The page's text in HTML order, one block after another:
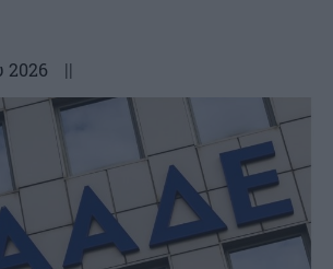
2026 ||